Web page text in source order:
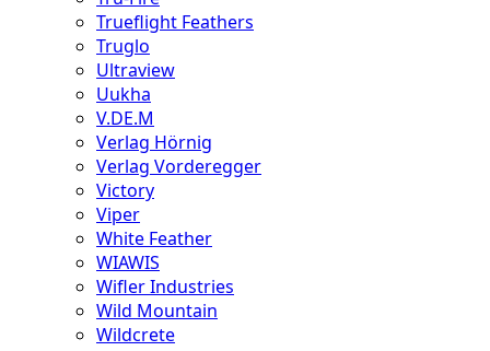
Trueflight Feathers
Truglo
Ultraview
Uukha
V.DE.M
Verlag Hörnig
Verlag Vorderegger
Victory
Viper
White Feather
WIAWIS
Wifler Industries
Wild Mountain
Wildcrete